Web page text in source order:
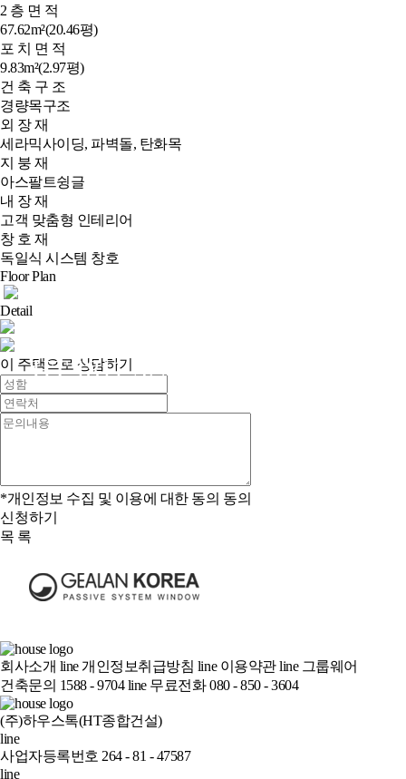
2 층 면 적
67.62m²(20.46평)
포 치 면 적
9.83m²(2.97평)
건 축 구 조
경량목구조
외 장 재
세라믹사이딩, 파벽돌, 탄화목
지 붕 재
아스팔트슁글
내 장 재
고객 맞춤형 인테리어
창 호 재
독일식 시스템 창호
Floor Plan
Detail
HT-1811-52M
이 주택으로 상담하기
*개인정보 수집 및 이용에 대한 동의 동의
신청하기
목 록
회사소개 line 개인정보취급방침 line 이용약관 line 그룹웨어
건축문의 1588 - 9704line무료전화 080 - 850 - 3604
(주)하우스톡(HT종합건설)
line
사업자등록번호 264 - 81 - 47587
line